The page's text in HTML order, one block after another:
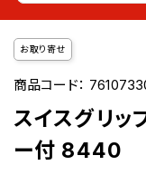
お取り寄せ
商品コード：
スイスグリッ
ー付 8440